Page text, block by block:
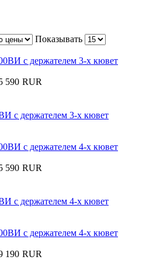
Показывать
590 RUR
с держателем 3-х кювет
590 RUR
с держателем 4-х кювет
190 RUR